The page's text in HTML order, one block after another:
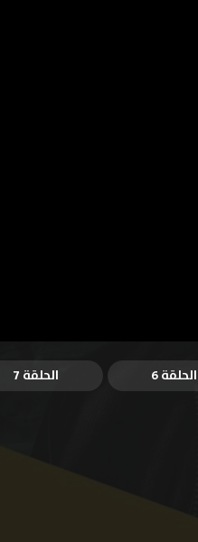
الحلقة 6 الحلقة 7